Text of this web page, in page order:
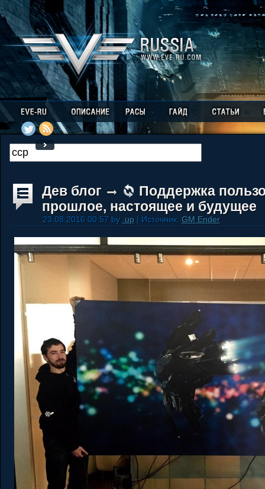
Дев блог
Поддержка
прошлое, настоящее и будущее
23.08.2016 00:57 by .up | Источник: GM Ender